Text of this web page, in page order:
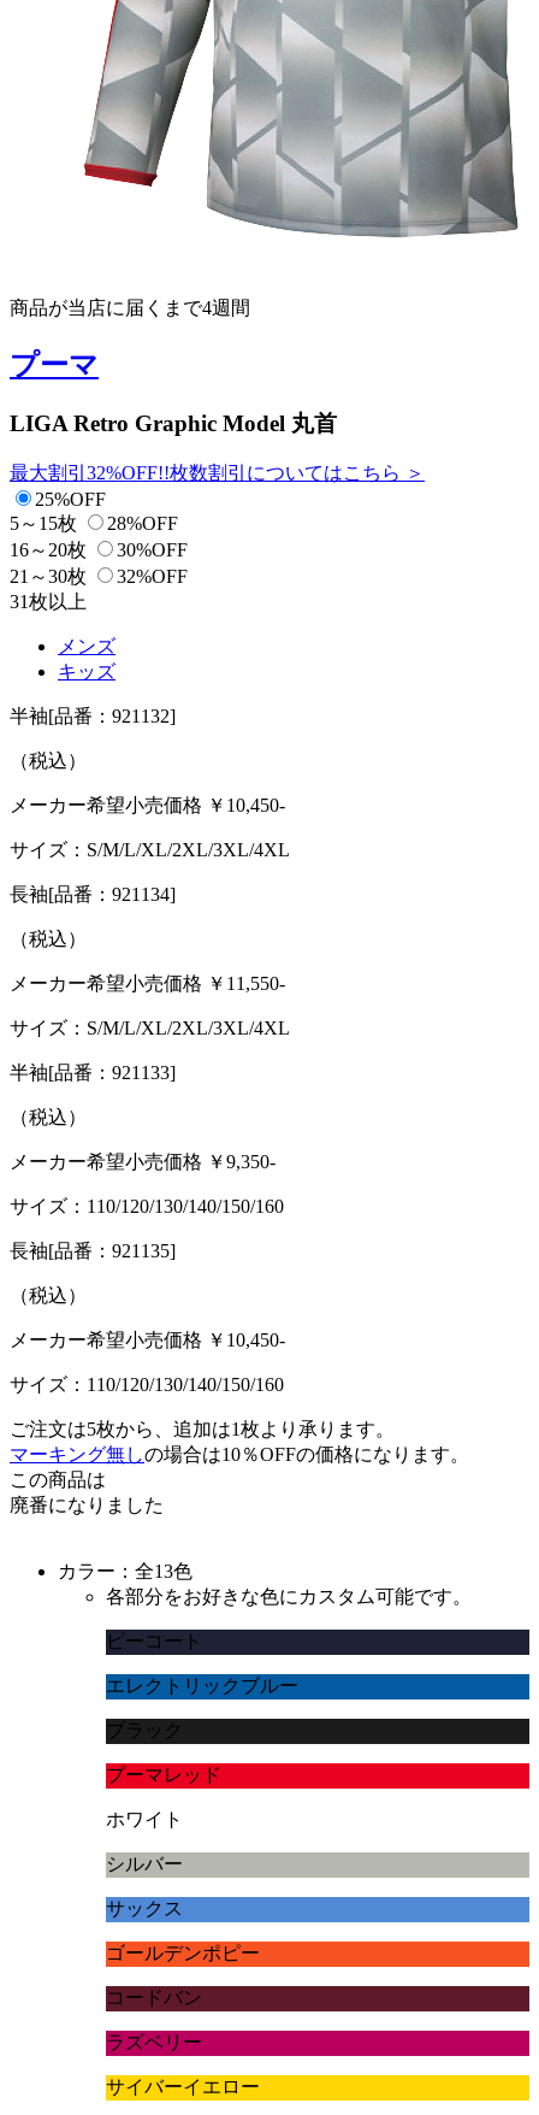
商品が当店に届くまで4週間
プーマ
LIGA Retro Graphic Model 丸首
最大割引32%OFF!!枚数割引についてはこちら ＞
25%OFF
5～15枚
28%OFF
16～20枚
30%OFF
21～30枚
32%OFF
31枚以上
メンズ
キッズ
半袖[品番：921132]
（税込）
メーカー希望小売価格 ￥ 10,450-
サイズ： S/M/L/XL/2XL/3XL/4XL
長袖[品番：921134]
（税込）
メーカー希望小売価格 ￥ 11,550-
サイズ： S/M/L/XL/2XL/3XL/4XL
半袖[品番：921133]
（税込）
メーカー希望小売価格 ￥9,350-
サイズ： 110/120/130/140/150/160
長袖[品番：921135]
（税込）
メーカー希望小売価格 ￥ 10,450-
サイズ： 110/120/130/140/150/160
ご注文は5枚から、追加は1枚より承ります。
マーキング無しの場合は10％OFFの価格になります。
この商品は
廃番になりました
カラー：全13色
各部分をお好きな色にカスタム可能です。
ピーコート
エレクトリックブルー
ブラック
プーマレッド
ホワイト
シルバー
サックス
ゴールデンポピー
コードバン
ラズベリー
サイバーイエロー